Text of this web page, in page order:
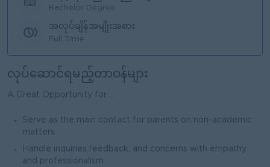
Bachelor Degree
အလုပ်ချိန်အမျိုးအစား
Full Time
လုပ်ဆောင်ရမည့်တာဝန်များ
A Great Opportunity for ...
Serve as the main contact for parents on non-academic
matters
Handle inquiries,feedback, and concerns with empathy
and professionalism